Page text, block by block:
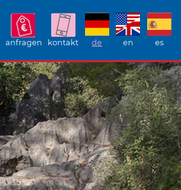
anfragen kontakt de en es